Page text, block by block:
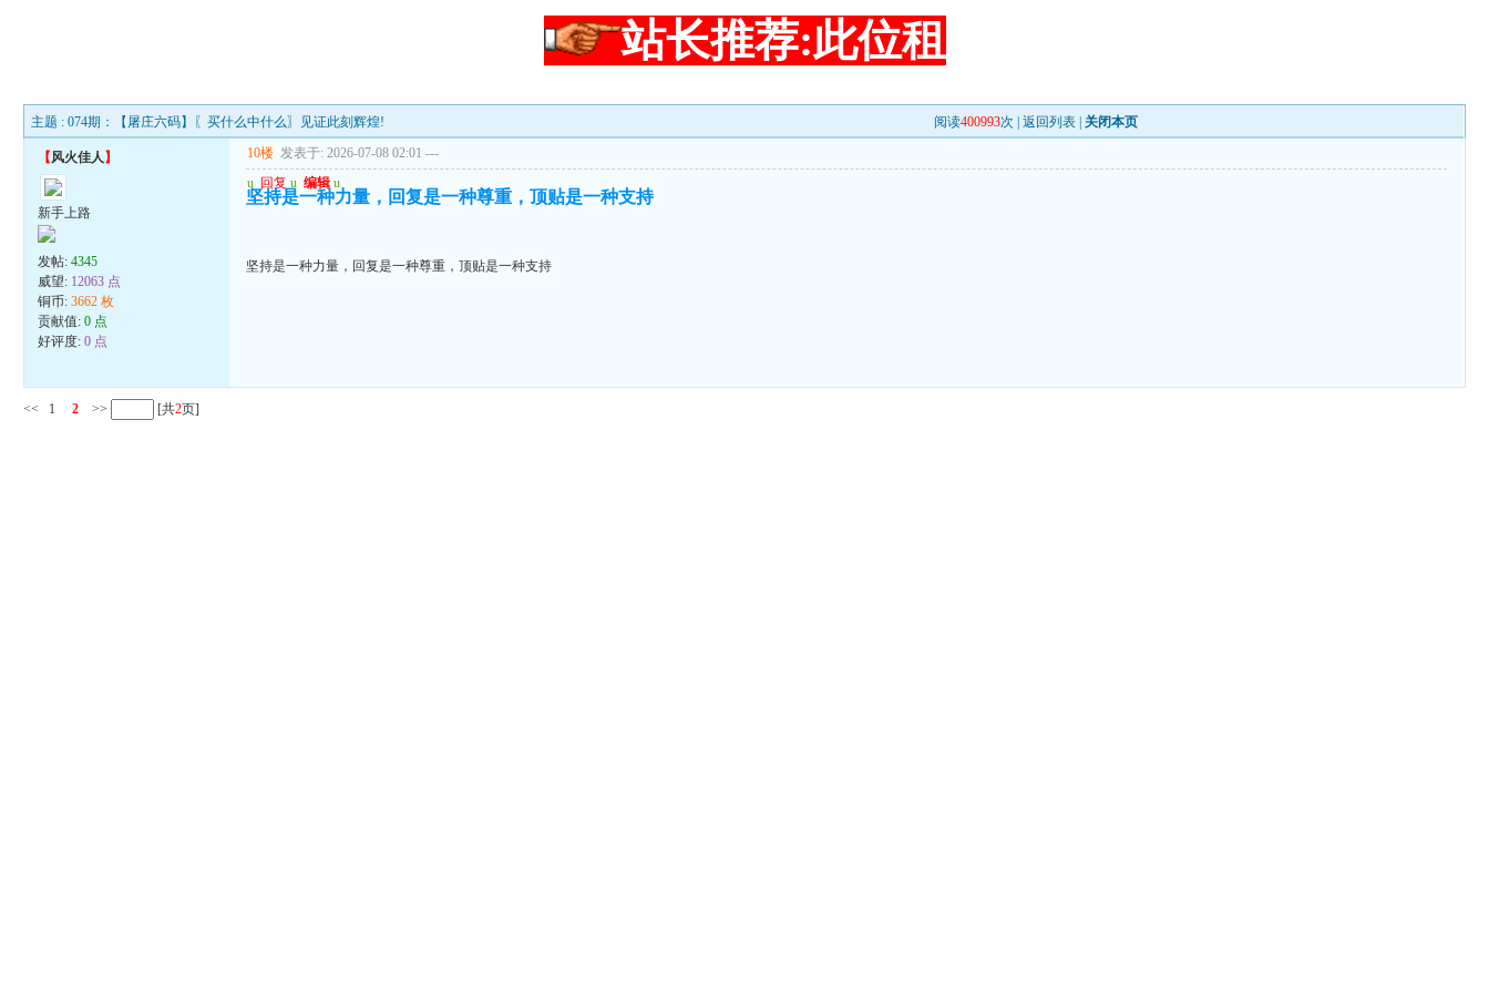
站长推荐:此位租
主题 : 074期：【屠庄六码】〖买什么中什么〗见证此刻辉煌! 阅读400993次 |返回列表 关闭本页
【风火佳人 】
新手上路
发帖:4345
威望: 12063 点
铜币:3662 枚
贡献值:0 点
好评度:0 点
10楼 发表于: 2026-07-08 02:01 ---
u 回复 u 编辑 u
坚持是一种力量，回复是一种尊重，顶贴是一种支持
坚持是一种力量，回复是一种尊重，顶贴是一种支持
<< 1 2 >> [共2页]